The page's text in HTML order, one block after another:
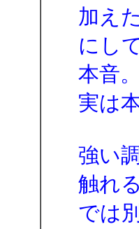
加えた
にし
本音。
実は
強い
触れ
では